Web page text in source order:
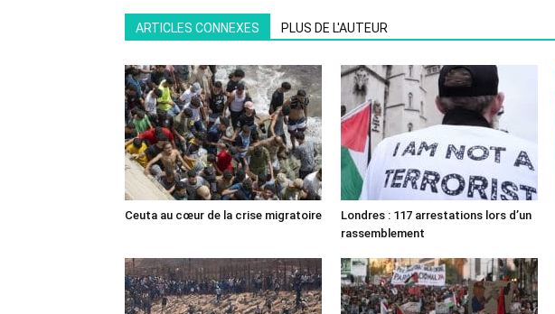
ARTICLES CONNEXES PLUS DE L'AUTEUR
Ceuta au cœur de la crise migratoire
Londres : 117 arrestations lors d’un
rassemblement